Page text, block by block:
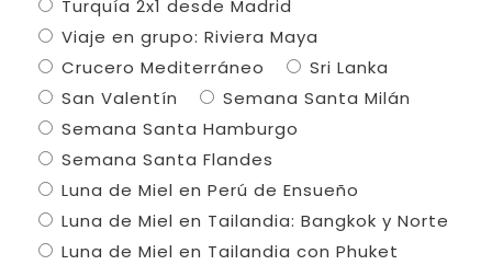
Turquía 2x1 desde Madrid
Viaje en grupo: Riviera Maya
Crucero Mediterráneo
Sri Lanka
San Valentín
Semana Santa Milán
Semana Santa Hamburgo
Semana Santa Flandes
Luna de Miel en Perú de Ensueño
Luna de Miel en Tailandia: Bangkok y Norte
Luna de Miel en Tailandia con Phuket